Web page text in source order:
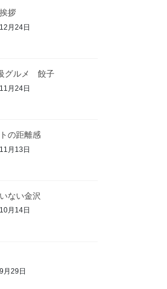
拶
月24日
グルメ 餃子
月24日
の距離感
月13日
ない金沢
月14日
月29日